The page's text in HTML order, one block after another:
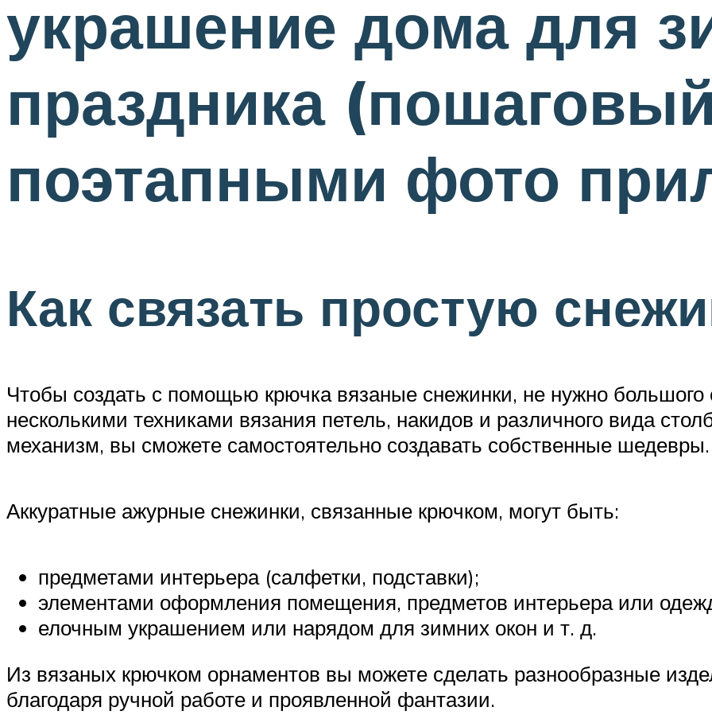
украшение дома для
праздника
поэтапными фото
Как связать простую
Чтобы создать с помощью крючка вязаные снежинки, не нужно большого
несколькими техниками вязания петель, накидов и различного вида
механизм, вы сможете самостоятельно создавать собственные шедевры.
Аккуратные ажурные снежинки, связанные крючком, могут быть:
предметами интерьера (салфетки, подставки);
элементами оформления помещения, предметов интерьера или
елочным украшением или нарядом для зимних окон и т. д.
Из вязаных крючком орнаментов вы можете сделать разнообразные
благодаря ручной работе и проявленной фантазии.